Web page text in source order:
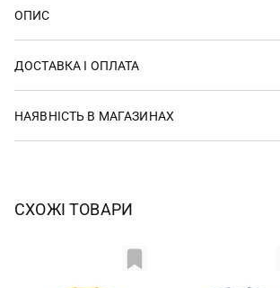
ОПИС
ДОСТАВКА І ОПЛАТА
НАЯВНІСТЬ В МАГАЗИНАХ
СХОЖІ ТОВАРИ